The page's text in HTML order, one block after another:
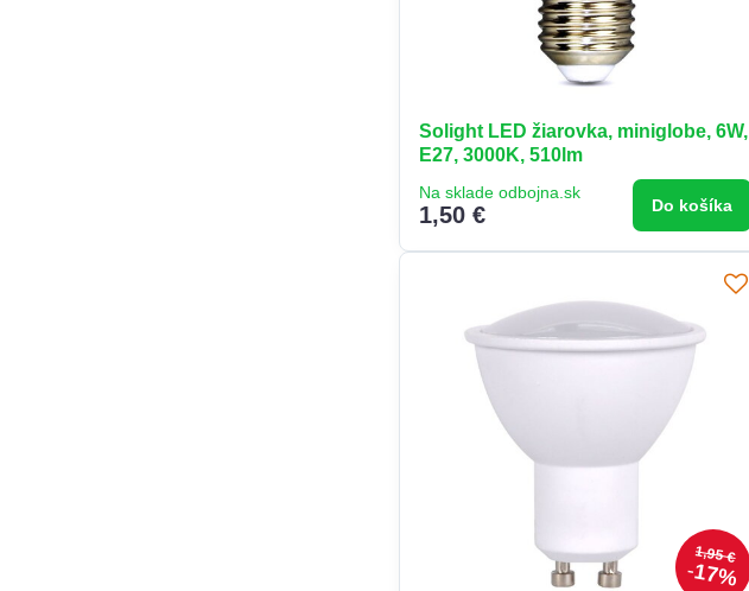
Solight LED žiarovka, miniglobe, 6W,
E27, 3000K, 510lm
Na sklade odbojna.sk
1,50 € Do košíka
1,95 €
17%